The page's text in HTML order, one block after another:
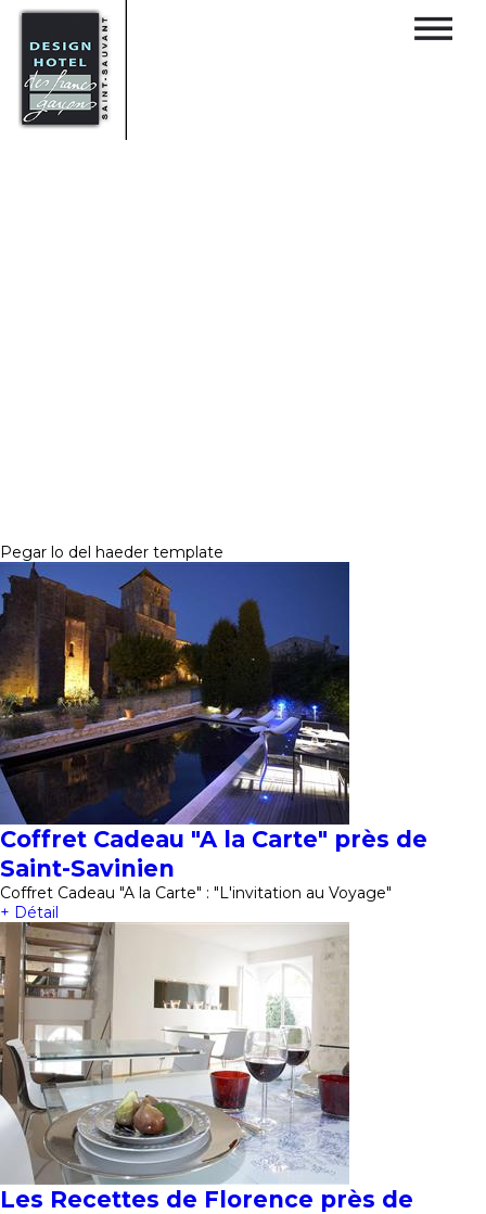
Pegar lo del haeder template
Coffret Cadeau "A la Carte" près de
Saint-Savinien
Coffret Cadeau "A la Carte" : "L'invitation au Voyage"
+ Détail
Les Recettes de Florence près de